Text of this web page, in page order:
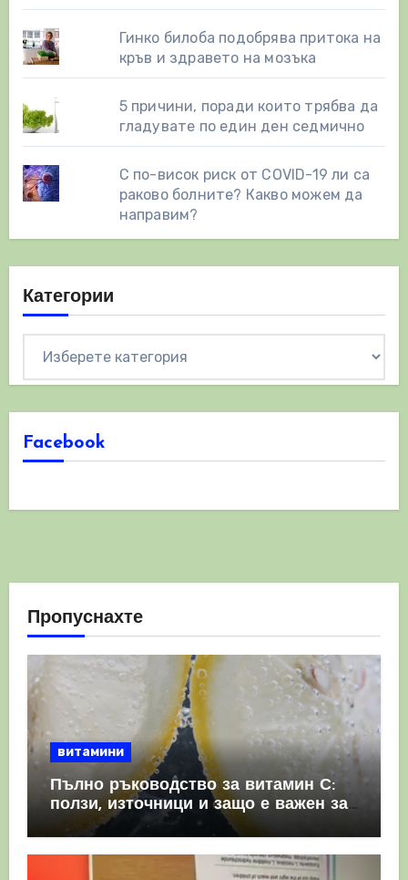
Гинко билоба подобрява притока на
кръв и здравето на мозъка
5 причини, поради които трябва да
гладувате по един ден седмично
С по-висок риск от COVID-19 ли са
раково болните? Какво можем да
направим?
Категории
Facebook
Пропуснахте
витамини
Пълно ръководство за витамин С:
ползи, източници и защо е важен за
имунната система